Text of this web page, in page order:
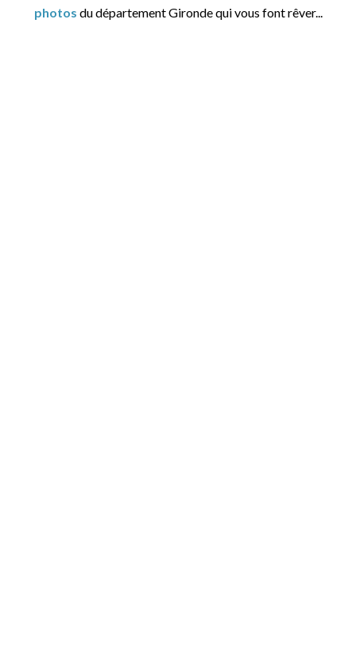
photos du département Gironde qui vous font rêver...